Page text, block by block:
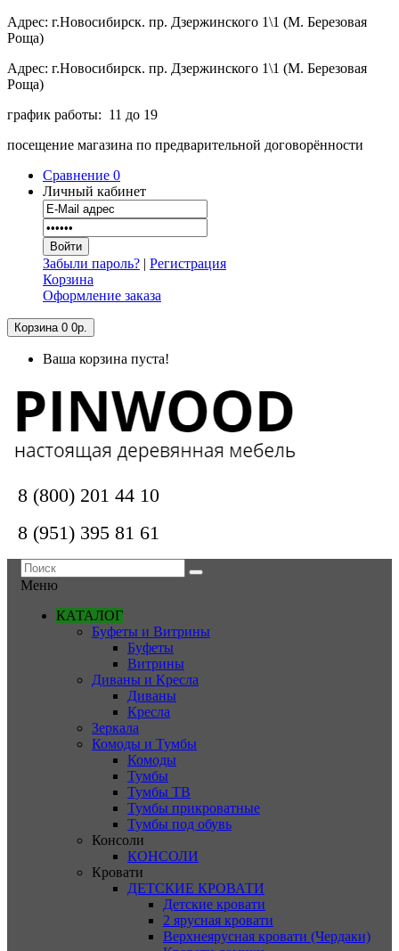
Адрес: г.Новосибирск. пр. Дзержинского 1\1 (М. Березовая
Роща)
Адрес: г.Новосибирск. пр. Дзержинского 1\1 (М. Березовая
Роща)
график работы: 11 до 19
посещение магазина по предварительной договорённости
Сравнение 0
Личный кабинет
Забыли пароль? | Регистрация
Корзина
Оформление заказа
Корзина 0 0р.
Ваша корзина пуста!
8 (800) 201 44 10
8 (951) 395 81 61
Меню
КАТАЛОГ
Буфеты и Витрины
Буфеты
Витрины
Диваны и Кресла
Диваны
Кресла
Зеркала
Комоды и Тумбы
Комоды
Тумбы
Тумбы ТВ
Тумбы прикроватные
Тумбы под обувь
Консоли
КОНСОЛИ
Кровати
ДЕТСКИЕ КРОВАТИ
Детские кровати
2 ярусная кровати
Верхнеярусная кровати (Чердаки)